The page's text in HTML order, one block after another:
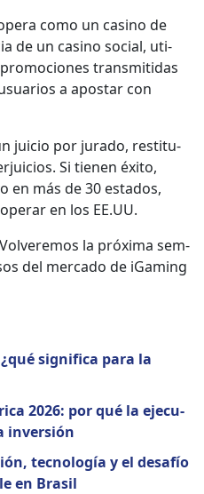
como un casi­no de
de un casi­no social, uti­
trans­mi­ti­das
a apos­tar con
juicio por jura­do, resti­tu­
Si tienen éxi­to,
en más de 30 esta­dos,
en los EE.UU.
la próx­i­ma sem­
del mer­ca­do de iGam­ing
sig­nifi­ca para la
2026: por qué la eje­cu­
inver­sión
tec­nología y el desafío
en Brasil